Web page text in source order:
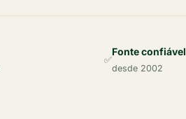
✅
Fonte confiável
desde 2002